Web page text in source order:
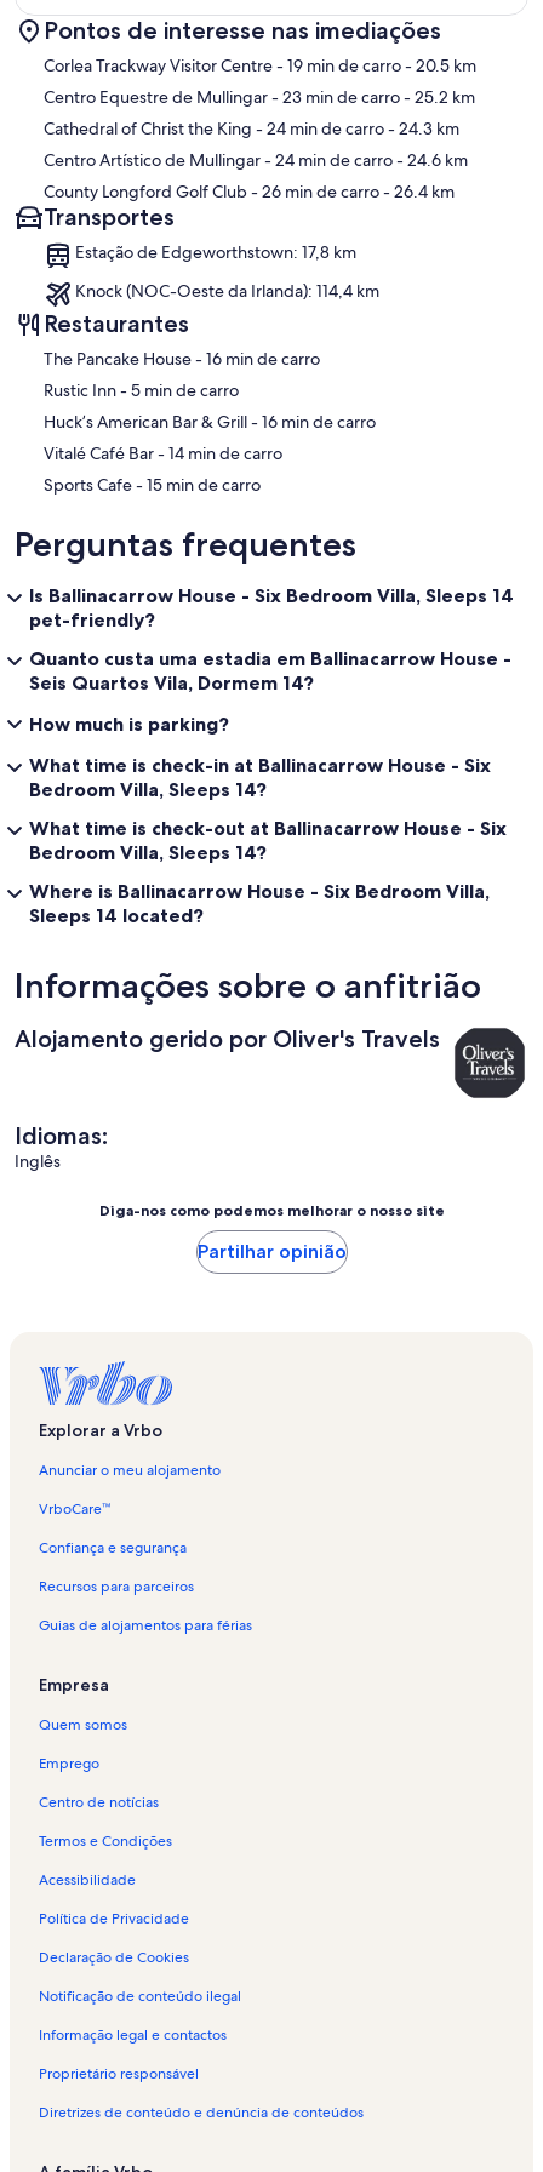
Terms & Conditions:
€500 charged to client's credit card as a pre-authorisation at least 2
subject to full inspection.
3:00 pm
11:00 am
Yes, incuded in the rental price
Yes, incuded in the rental price
Pets are welcome on request only. Please enquire at time of
Flexible
Standard changeover clean included in the price. Guests are
required to leave the accommodation clean, tidy and in the same
maintenance and/or rubbish disposal required will be charged
against the security deposit.
No smoking or vaping
Yes, incuded in the rental price
Not allowed
Mapa
Pontos de interesse nas imediações
Corlea Trackway Visitor Centre- 19 min de carro- 20.5 km
Centro Equestre de Mullingar- 23 min de carro- 25.2 km
Cathedral of Christ the King - 24 min de carro- 24.3 km
Centro Artístico de Mullingar- 24 min de carro- 24.6 km
County Longford Golf Club- 26 min de carro- 26.4 km
Transportes
Estação de Edgeworthstown: 17,8 km
Knock (NOC-Oeste da Irlanda): 114,4 km
Restaurantes
‪The Pancake House - ‬16 min de carro
‪Rustic Inn - ‬5 min de carro
‪Huck’s American Bar & Grill - ‬16 min de carro
‪Vitalé Café Bar - ‬14 min de carro
‪Sports Cafe - ‬15 min de carro
Perguntas frequentes
Is Ballinacarrow House - Six Bedroom Villa, Sleeps 14
pet-friendly?
Quanto custa uma estadia em Ballinacarrow House -
Seis Quartos Vila, Dormem 14?
How much is parking?
What time is check-in at Ballinacarrow House - Six
Bedroom Villa, Sleeps 14?
What time is check-out at Ballinacarrow House - Six
Bedroom Villa, Sleeps 14?
Where is Ballinacarrow House - Six Bedroom Villa,
Sleeps 14 located?
Informações sobre o anfitrião
Alojamento gerido por Oliver's Travels
Idiomas:
Inglês
Diga-nos como podemos melhorar o nosso site
Partilhar opinião
Explorar a Vrbo
Anunciar o meu alojamento
VrboCare™
Confiança e segurança
Recursos para parceiros
Guias de alojamentos para férias
Empresa
Quem somos
Emprego
Centro de notícias
Termos e Condições
Acessibilidade
Política de Privacidade
Declaração de Cookies
Notificação de conteúdo ilegal
Informação legal e contactos
Proprietário responsável
Diretrizes de conteúdo e denúncia de conteúdos